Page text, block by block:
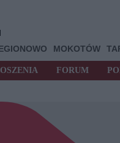
MOKOTÓW
FORUM